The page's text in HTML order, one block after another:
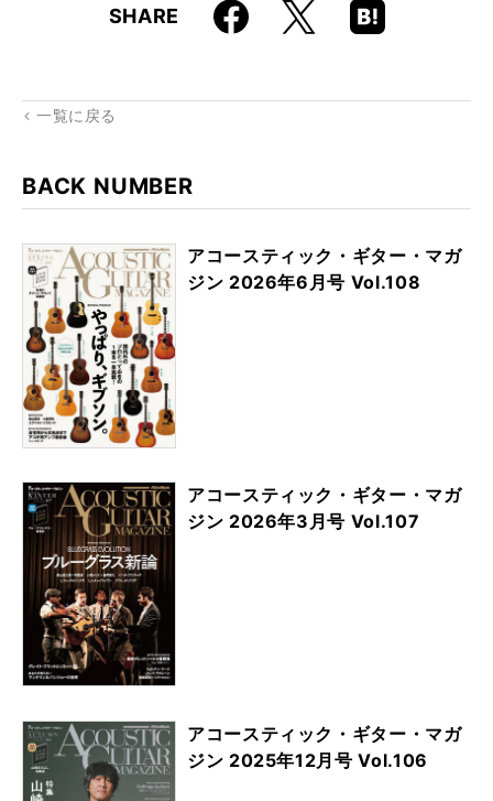
SHARE Faceboo
k
X
Hatena
Boo
一覧に戻る
BACK NUMBER
アコースティック・ギター・マガ
ジン 2026年6月号 Vol.108
アコースティック・ギター・マガ
ジン 2026年3月号 Vol.107
アコースティック・ギター・マガ
ジン 2025年12月号 Vol.106